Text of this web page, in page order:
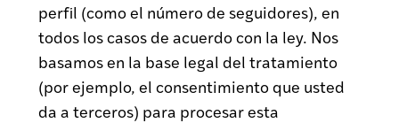
perfil (como el número de seguidores), en
todos los casos de acuerdo con la ley. Nos
basamos en la base legal del tratamiento
(por ejemplo, el consentimiento que usted
da a terceros) para procesar esta